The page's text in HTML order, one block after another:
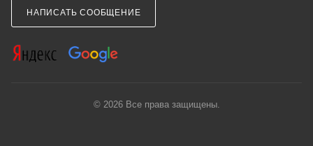
НАПИСАТЬ СООБЩЕНИЕ
© 2026 Все права защищены.